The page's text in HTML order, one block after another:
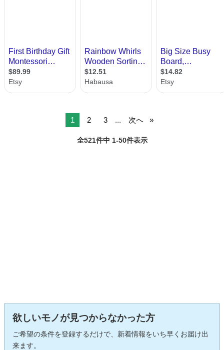
1 2 3 ... 次へ
全521件中 1-50件表示
欲しいモノが見つからなかった方
ご希望の条件を登録するだけで、新着情報をいち早くお届け出
来ます。